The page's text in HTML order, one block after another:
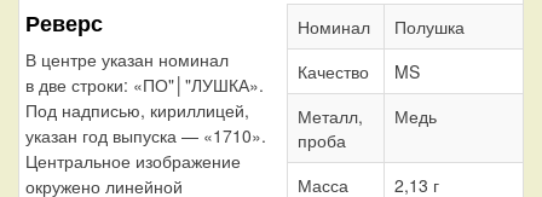
Реверс
В центре указан номинал
в две строки: «ПО"│"ЛУШКА».
Под надписью, кириллицей,
указан год выпуска — «1710».
Центральное изображение
окружено линейной
Номинал
Полушка
Качество
MS
Металл,
проба
Медь
Масса
2,13 г